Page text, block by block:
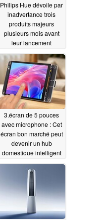
Philips Hue dévoile par
inadvertance trois
produits majeurs
plusieurs mois avant
leur lancement
07/18/2026
3.écran de 5 pouces
avec microphone : Cet
écran bon marché peut
devenir un hub
domestique intelligent
06/07/2026